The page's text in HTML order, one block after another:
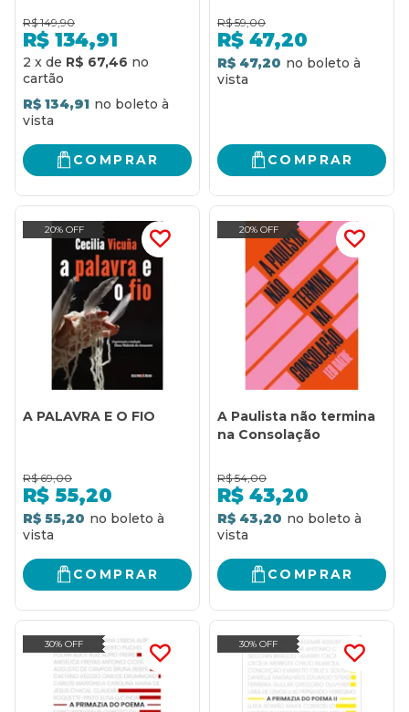
R$ 149,90
R$ 134,91
2 x de R$ 67,46
R$ 134,91
COMPRAR
R$ 59,00
R$ 47,20
R$ 47,20
COMPRAR
20% OFF
A PALAVRA E O FIO
R$ 69,00
R$ 55,20
R$ 55,20
COMPRAR
20% OFF
A Paulista não termina
na Consolação
R$ 54,00
R$ 43,20
R$ 43,20
COMPRAR
30% OFF 30% OFF